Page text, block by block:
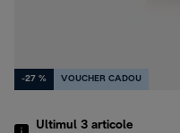
-27 % VOUCHER CADOU
Ultimul 3 articole